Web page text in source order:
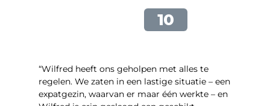
“Wilfred heeft ons geholpen met alles te
regelen. We zaten in een lastige situatie – een
expatgezin, waarvan er maar één werkte – en